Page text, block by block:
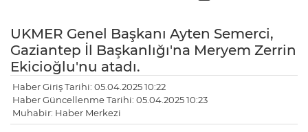
UKMER Genel Başkanı Ayten Semerci,
Gaziantep İl Başkanlığı'na Meryem Zerrin
Ekicioğlu'nu atadı.
Haber Giriş Tarihi: 05.04.2025 10:22
Haber Güncellenme Tarihi: 05.04.2025 10:23
Muhabir: Haber Merkezi